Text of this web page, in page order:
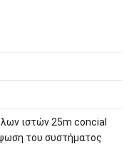
ιστών 25m concial
του συστήματος